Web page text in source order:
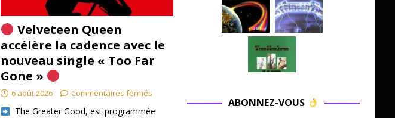
Velveteen Queen
accélère la cadence avec le
nouveau single « Too Far
Gone »
6 août 2026 Commentaires fermés
​ The Greater Good, est programmée
ABONNEZ-VOUS